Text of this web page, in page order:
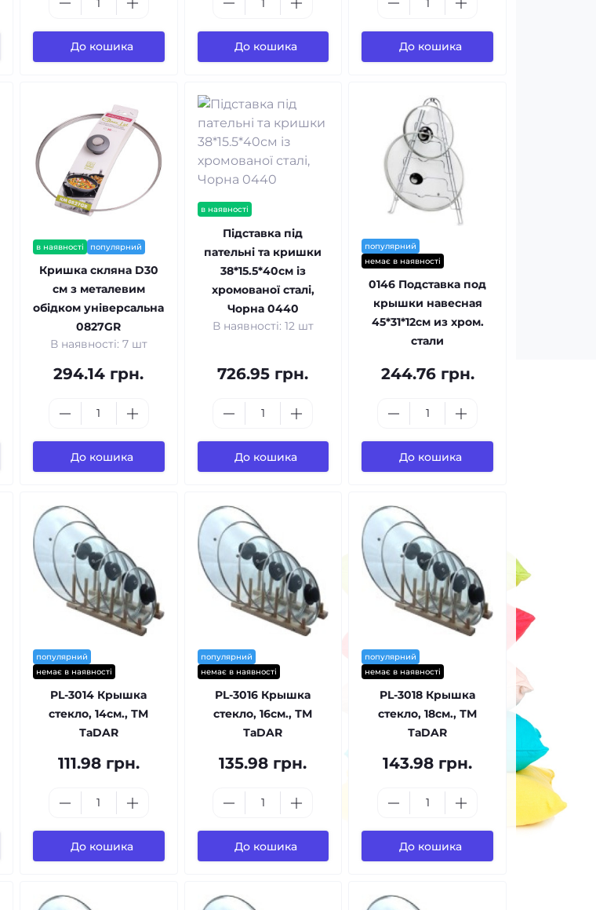
До кошика До кошика До кошика
в наявності популярний
Кришка скляна D30
см з металевим
обідком універсальна
0827GR
В наявності: 7 шт
294.14 грн.
До кошика
в наявності
Підставка під
пательні та кришки
38*15.5*40см із
хромованої сталі,
Чорна 0440
В наявності: 12 шт
726.95 грн.
До кошика
популярний
немає в наявності
0146 Подставка под
крышки навесная
45*31*12см из хром.
стали
244.76 грн.
До кошика
популярний
немає в наявності
PL-3014 Крышка
стекло, 14см., ТМ
ТаDAR
111.98 грн.
До кошика
популярний
немає в наявності
PL-3016 Крышка
стекло, 16см., ТМ
ТаDAR
135.98 грн.
До кошика
популярний
немає в наявності
PL-3018 Крышка
стекло, 18см., ТМ
ТаDAR
143.98 грн.
До кошика